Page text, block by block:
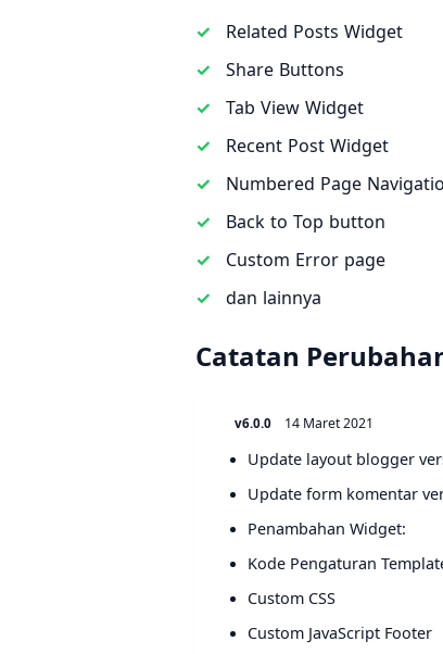
Related Posts Widget
Share Buttons
Tab View Widget
Recent Post Widget
Numbered Page
Back to Top button
Custom Error page
dan lainnya
Catatan
v6.0.0 14 Maret 2021
Update layout blogger
Update form komentar
Penambahan Widget:
Kode Pengaturan
Custom CSS
Custom JavaScript Footer